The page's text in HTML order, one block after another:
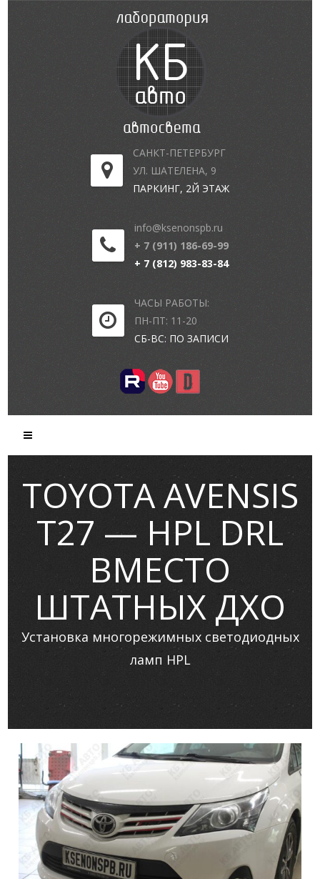
САНКТ-ПЕТЕРБУРГ
УЛ. ШАТЕЛЕНА, 9
ПАРКИНГ, 2Й ЭТАЖ
info@ksenonspb.ru
+ 7 (911) 186-69-99
+ 7 (812) 983-83-84
ЧАСЫ РАБОТЫ:
ПН-ПТ: 11-20
СБ-ВС: ПО ЗАПИСИ
TOYOTA AVENSIS
T27 — HPL DRL
ВМЕСТО
ШТАТНЫХ ДХО
Установка многорежимных светодиодных
ламп HPL